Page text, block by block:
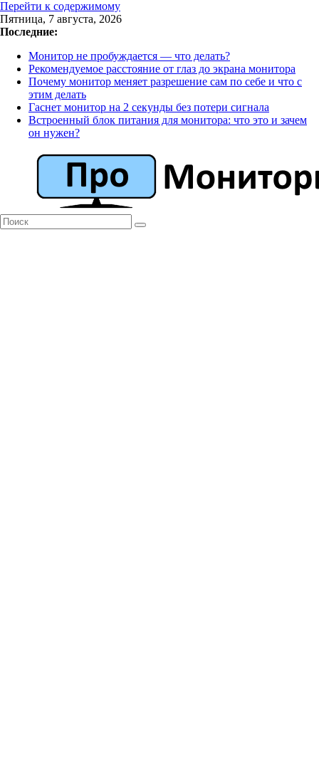
Перейти к содержимому
Пятница, 7 августа, 2026
Последние:
Монитор не пробуждается — что делать?
Рекомендуемое расстояние от глаз до экрана монитора
Почему монитор меняет разрешение сам по себе и что с
этим делать
Гаснет монитор на 2 секунды без потери сигнала
Встроенный блок питания для монитора: что это и зачем
он нужен?